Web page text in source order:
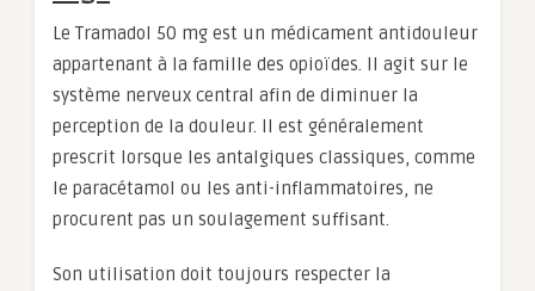
Le Tramadol 50 mg est un médicament antidouleur
appartenant à la famille des opioïdes. Il agit sur le
système nerveux central afin de diminuer la
perception de la douleur. Il est généralement
prescrit lorsque les antalgiques classiques, comme
le paracétamol ou les anti-inflammatoires, ne
procurent pas un soulagement suffisant.
Son utilisation doit toujours respecter la